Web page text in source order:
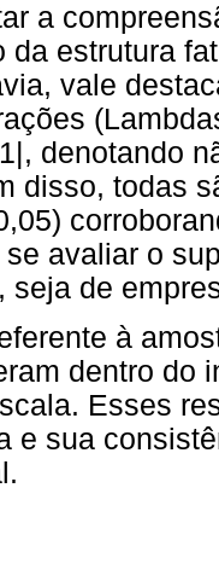
a
da estrutura
vale
denotando
disso, todas
avaliar o
seja de
à
dentro do
Esses
e sua